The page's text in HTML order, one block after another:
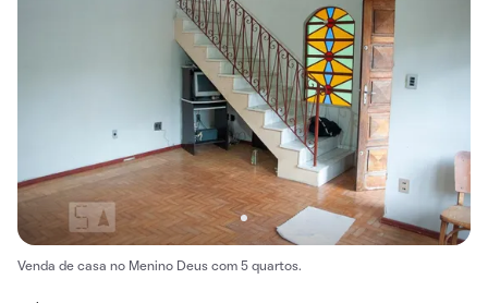
Venda de casa no Menino Deus com 5 quartos.